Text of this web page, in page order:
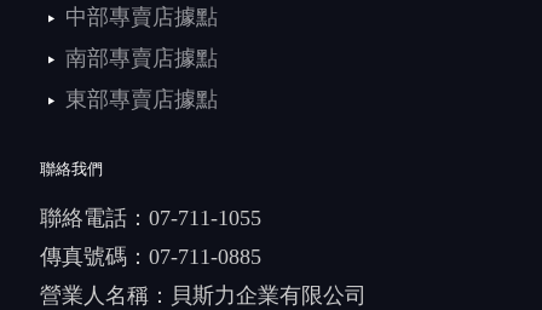
中部專賣店據點
南部專賣店據點
東部專賣店據點
聯絡我們
聯絡電話： 07-711-1055
傳真號碼：07-711-0885
營業人名稱：貝斯力企業有限公司